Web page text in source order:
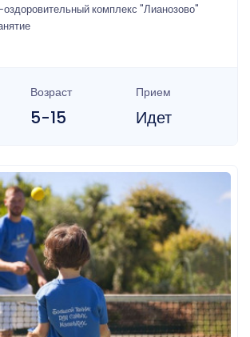
комплекс "Лианозово"
Возраст
5-15
Прием
Идет